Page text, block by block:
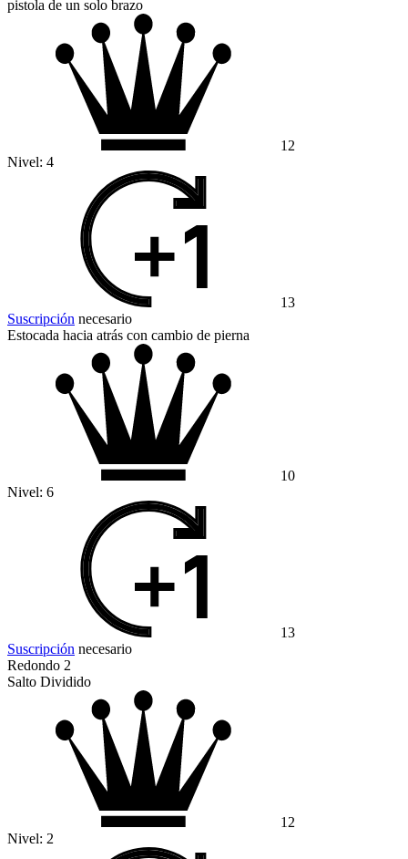
pistola de un solo brazo
12
Nivel: 4
13
Suscripción necesario
Estocada hacia atrás con cambio de pierna
10
Nivel: 6
13
Suscripción necesario
Redondo 2
Salto Dividido
12
Nivel: 2